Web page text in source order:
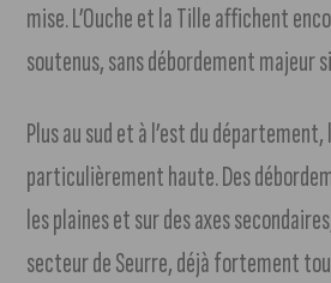
mise. L’Ouche et la Tille affichent
soutenus, sans débordement majeur
Plus au sud et à l’est du département,
particulièrement haute. Des
les plaines et sur des axes
secteur de Seurre, déjà fortement